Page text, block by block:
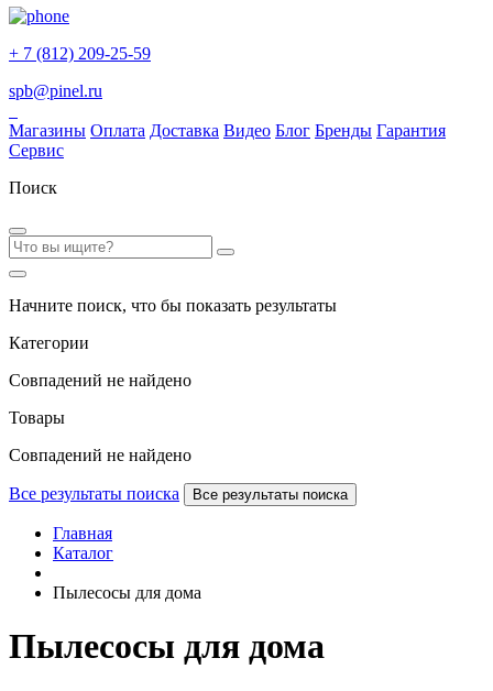
+ 7 (812) 209-25-59
spb@pinel.ru
Магазины Оплата Доставка Видео Блог Бренды Гарантия
Сервис
Поиск
Начните поиск, что бы показать результаты
Категории
Совпадений не найдено
Товары
Совпадений не найдено
Все результаты поиска Все результаты поиска
Главная
Каталог
Пылесосы для дома
Пылесосы для дома